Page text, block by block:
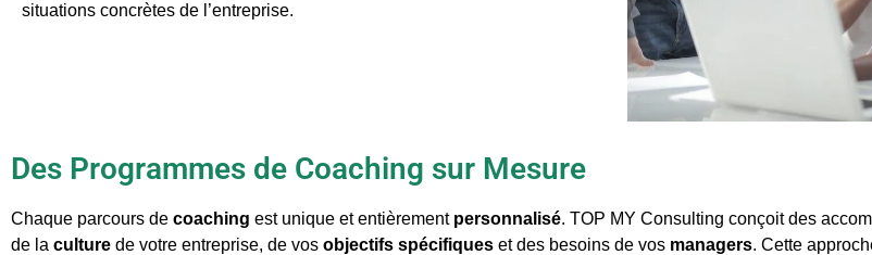
situations concrètes de l’entreprise.
Des Programmes de Coaching sur Mesure
Chaque parcours de coaching est unique et entièrement personnalisé. TOP MY Consulting conçoit des
de la culture de votre entreprise, de vos objectifs spécifiques et des besoins de vos managers. Cette